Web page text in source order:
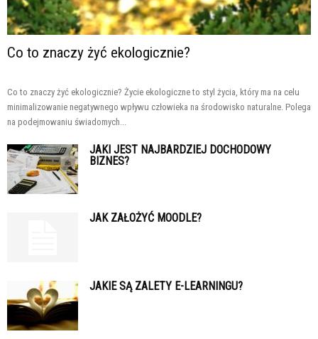
Co to znaczy żyć ekologicznie?
Co to znaczy żyć ekologicznie? Życie ekologiczne to styl życia, który ma na celu
minimalizowanie negatywnego wpływu człowieka na środowisko naturalne. Polega
na podejmowaniu świadomych...
JAKI JEST NAJBARDZIEJ DOCHODOWY
BIZNES?
JAK ZAŁOŻYĆ MOODLE?
JAKIE SĄ ZALETY E-LEARNINGU?